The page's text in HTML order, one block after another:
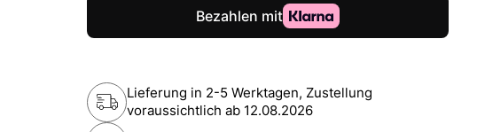
Lieferung in 2-5 Werktagen, Zustellung
voraussichtlich ab 12.08.2026